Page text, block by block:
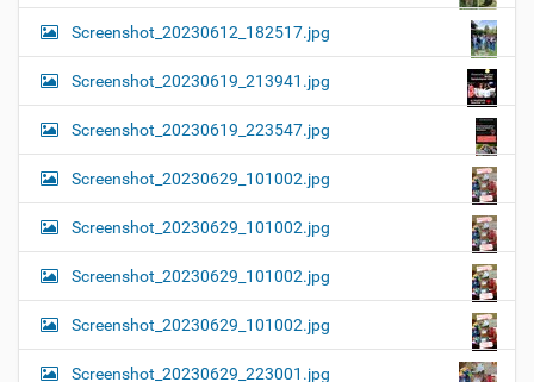
Screenshot_20230612_182517.jpg
Screenshot_20230619_213941.jpg
Screenshot_20230619_223547.jpg
Screenshot_20230629_101002.jpg
Screenshot_20230629_101002.jpg
Screenshot_20230629_101002.jpg
Screenshot_20230629_101002.jpg
Screenshot_20230629_223001.jpg